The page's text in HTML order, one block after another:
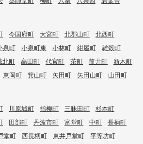
今国府町 大宮町 北郡山町
北西町
泉町 小泉町東 小林町 紺屋町
雑穀町
北町 高田町 代官町 茶町 筒井町
新木町
東岡町 箕山町 矢田町 矢田山町 山田町
川原城町 指柳町 三昧田町
杉本町
田部町 丹波市町 富堂町 中町
長柄町
堂町 西長柄町 東井戸堂町
平等坊町